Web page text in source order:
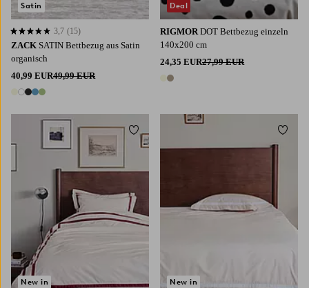
ZACK SATIN Bettbezug aus Satin
organisch
40,99 EUR49,99 EUR
5 Farben
3,7 basierend auf 15 Bewertungen
3,7 (15)
Satin
RIGMOR DOT Bettbezug einzeln
140x200 cm
24,35 EUR27,99 EUR
2 Farben
Deal
New in
Zu Favoriten hinzufügen
New in
Zu